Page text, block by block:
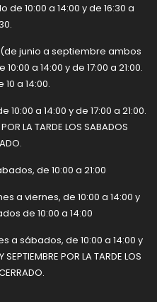
de 10:00 a 14:00 y de 16:30 a
(de junio a septiembre ambos
a 14:00 y de 17:00 a 21:00.
a 14:00.
a 14:00 y de 17:00 a 21:00.
LA TARDE LOS SABADOS
de 10:00 a 21:00
a viernes, de 10:00 a 14:00 y
de 10:00 a 14:00
a sábados, de 10:00 a 14:00 y
POR LA TARDE LOS